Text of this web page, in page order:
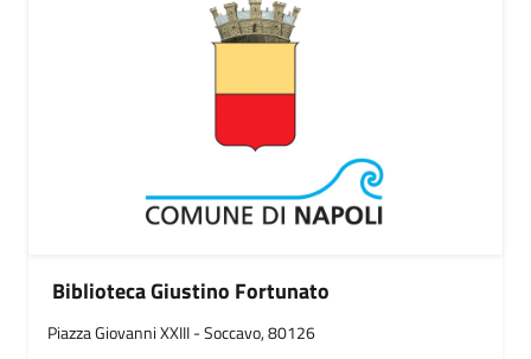
Biblioteca Giustino Fortunato
Piazza Giovanni XXIII - Soccavo, 80126